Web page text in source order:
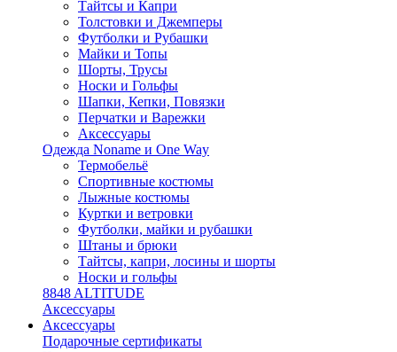
Тайтсы и Капри
Толстовки и Джемперы
Футболки и Рубашки
Майки и Топы
Шорты, Трусы
Носки и Гольфы
Шапки, Кепки, Повязки
Перчатки и Варежки
Аксессуары
Одежда Noname и One Way
Термобельё
Спортивные костюмы
Лыжные костюмы
Куртки и ветровки
Футболки, майки и рубашки
Штаны и брюки
Тайтсы, капри, лосины и шорты
Носки и гольфы
8848 ALTITUDE
Аксессуары
Аксессуары
Подарочные сертификаты